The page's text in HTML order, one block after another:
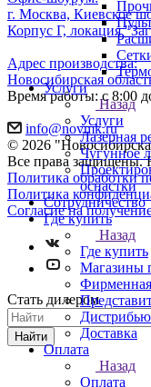
Услуги
Назад
Услуги
Лазерная
Чугунное
оснастки
Сотрудничество
Где купить
Назад
Где купить
Магазины
Доставка
Оплата
Назад
Оплата
г. Москва, Киевское
Корпус Г, локация
Адрес производства:
Новосибирская
Время работы: с 8:00
info@novmk.ru
© 2026
Все права защищены.
Политика обработки
Политика
Согласие на
Стать дилером
Найти